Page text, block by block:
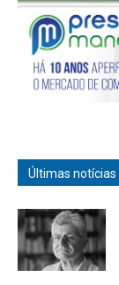
Últimas notícias